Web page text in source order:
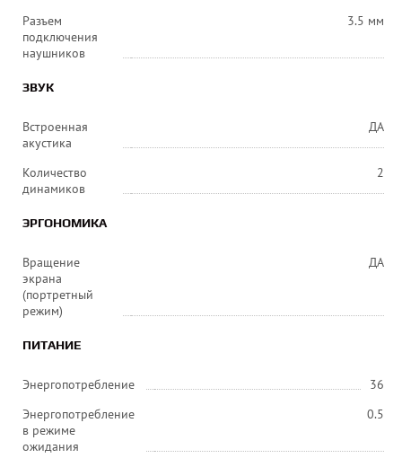
Разъем
подключения
наушников
3.5 мм
ЗВУК
Встроенная
акустика
ДА
Количество
динамиков
2
ЭРГОНОМИКА
Вращение
экрана
(портретный
режим)
ДА
ПИТАНИЕ
Энергопотребление
36
Энергопотребление
в режиме
ожидания
0.5